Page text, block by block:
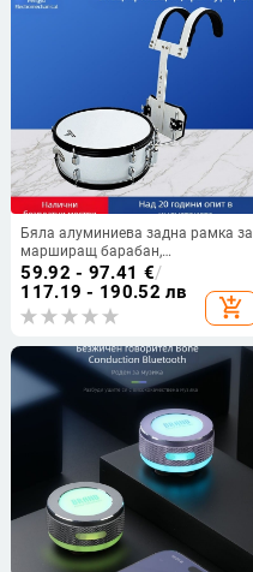
Бяла алуминиева задна рамка за
марширащ барабан,
персонализиран аксесоар за
ударни инструменти
59.92 - 97.41 €/
117.19 - 190.52 лв
add_shopping_cart